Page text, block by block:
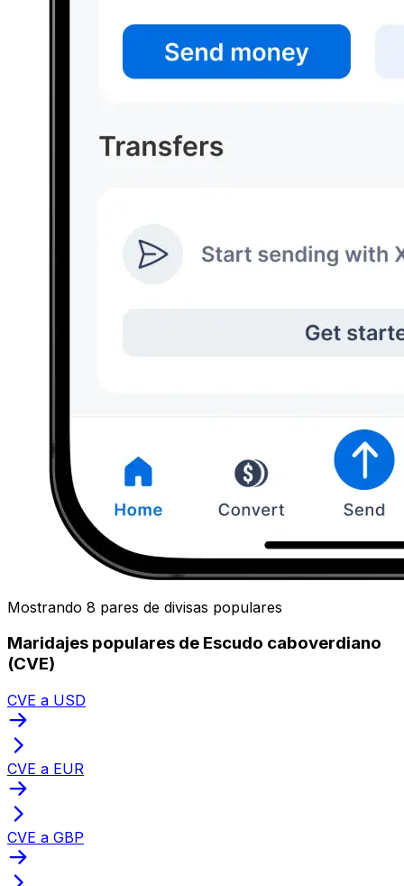
Mostrando 8 pares de divisas populares
Maridajes populares de Escudo caboverdiano
(CVE)
CVE a USD
CVE a EUR
CVE a GBP